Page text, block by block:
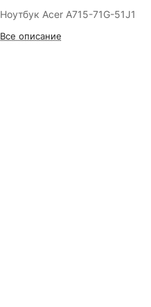
Ноутбук Acer A715-71G-51J1
Все описание